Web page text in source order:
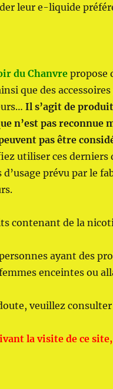
leur e-liquide
du Chanvre propose
que des
Il s’agit de
n’est pas reconnue
pas être
utiliser ces derniers
prévu par le
contenant de la
ayant des
enceintes ou
veuillez
la visite de ce